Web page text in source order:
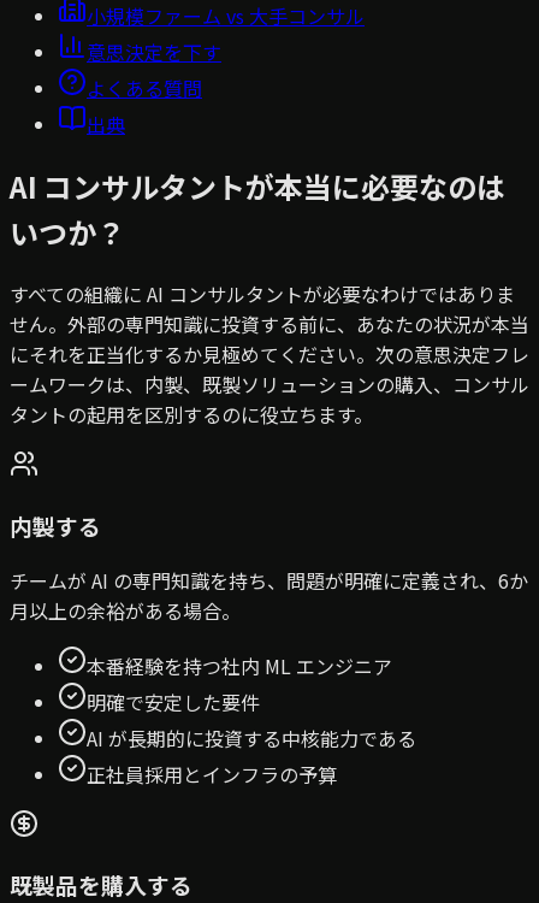
小規模ファーム vs 大手コンサル
意思決定を下す
よくある質問
出典
AI コンサルタントが本当に必要なのは
いつか？
すべての組織に AI コンサルタントが必要なわけではありま
せん。外部の専門知識に投資する前に、あなたの状況が本当
にそれを正当化するか見極めてください。次の意思決定フレ
ームワークは、内製、既製ソリューションの購入、コンサル
タントの起用を区別するのに役立ちます。
内製する
チームが AI の専門知識を持ち、問題が明確に定義され、6か
月以上の余裕がある場合。
本番経験を持つ社内 ML エンジニア
明確で安定した要件
AI が長期的に投資する中核能力である
正社員採用とインフラの予算
既製品を購入する